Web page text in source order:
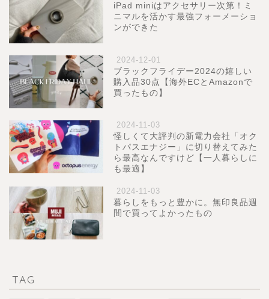
iPad miniはアクセサリー次第！ミ
ニマルを活かす最強フォーメーショ
ンができた
2024-12-01
ブラックフライデー2024の嬉しい
購入品30点【海外ECとAmazonで
買ったもの】
2024-11-03
怪しくて大評判の新電力会社「オク
トパスエナジー」に切り替えてみた
ら最高なんですけど【一人暮らしに
も最適】
2024-11-03
暮らしをもっと豊かに。無印良品週
間で買ってよかったもの
TAG